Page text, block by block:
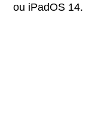
ou iPadOS 14.